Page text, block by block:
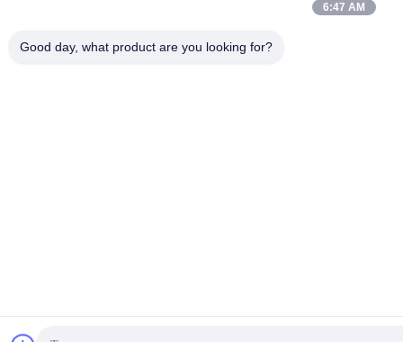
6:47 AM
Good day, what product are you looking for?